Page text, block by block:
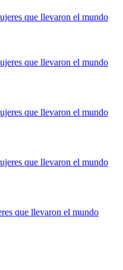
que llevaron el mundo
que llevaron el mundo
que llevaron el mundo
que llevaron el mundo
que llevaron el mundo